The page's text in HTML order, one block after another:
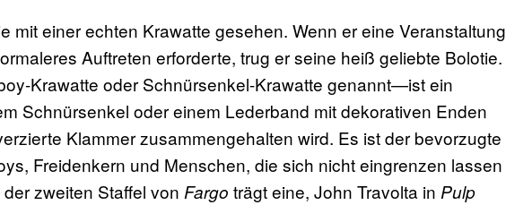
mit einer echten Krawatte gesehen. Wenn er eine Veranstaltung
Auftreten erforderte, trug er seine heiß geliebte Bolotie.
Krawatte oder Schnürsenkel-Krawatte genannt—ist ein
Schnürsenkel oder einem Lederband mit dekorativen Enden
Klammer zusammengehalten wird. Es ist der bevorzugte
Freidenkern und Menschen, die sich nicht eingrenzen lassen
zweiten Staffel von Fargo trägt eine, John Travolta in Pulp